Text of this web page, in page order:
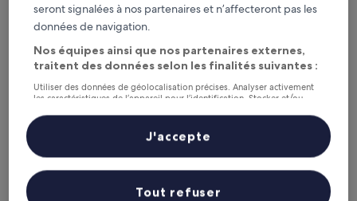
Steigenberger Golf Resort El
Gouna
out
9,2/10Extraordinaire ! (153 avis)
5
5
Marsa Alam : les meilleurs hôtels
seront signalées à nos partenaires et n’affecteront pas les
données de navigation.
Nos équipes ainsi que nos partenaires externes,
traitent des données selon les finalités suivantes :
Utiliser des données de géolocalisation précises. Analyser activement
les caractéristiques de l’appareil pour l’identification. Stocker et/ou
personnalisés, mesure de performance des publicités et du contenu,
études d’audience et développement de services.
Liste de nos partenaires (fournisseurs)
Tout refuser
J'accepte